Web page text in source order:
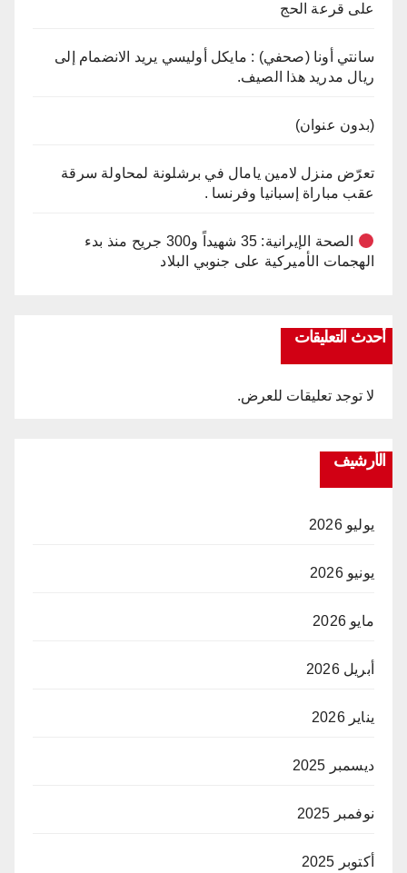
على قرعة الحج
سانتي أونا (صحفي) : مايكل أوليسي يريد الانضمام إلى
ريال مدريد هذا الصيف.
(بدون عنوان)
تعرّض منزل لامين يامال في برشلونة لمحاولة سرقة
عقب مباراة إسبانيا وفرنسا .
الصحة الإيرانية: 35 شهيداً و300 جريح منذ بدء
الهجمات الأميركية على جنوبي البلاد
أحدث التعليقات
لا توجد تعليقات للعرض.
الأرشيف
يوليو 2026
يونيو 2026
مايو 2026
أبريل 2026
يناير 2026
ديسمبر 2025
نوفمبر 2025
أكتوبر 2025